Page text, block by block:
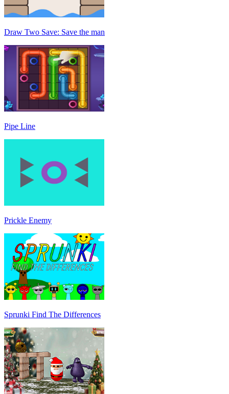
Draw Two Save: Save the man
Pipe Line
Prickle Enemy
Sprunki Find The Differences